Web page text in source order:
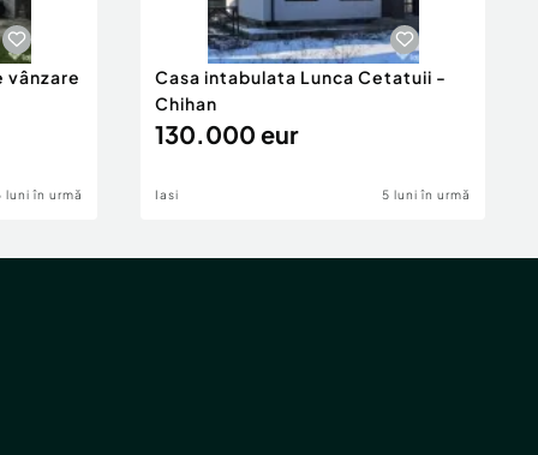
vânzare
luni în urmă
Casa intabulata Lunca Cetatuii -
Chihan
130.000 eur
Iasi 5 luni în urmă